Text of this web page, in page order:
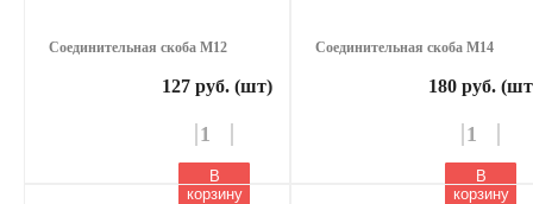
Соединительная скоба М12
127 руб. (шт)
В
корзину
Соединительная скоба М14
180 руб.
В
корзину